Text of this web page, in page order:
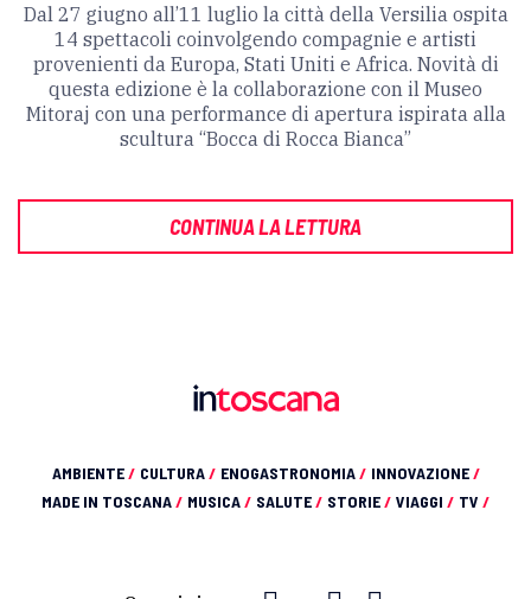
Dal 27 giugno all’11 luglio la città della Versilia ospita
14 spettacoli coinvolgendo compagnie e artisti
provenienti da Europa, Stati Uniti e Africa. Novità di
questa edizione è la collaborazione con il Museo
Mitoraj con una performance di apertura ispirata alla
scultura “Bocca di Rocca Bianca”
CONTINUA LA LETTURA
AMBIENTE/ CULTURA/ ENOGASTRONOMIA/ INNOVAZIONE/
MADE IN TOSCANA/ MUSICA/ SALUTE/ STORIE/ VIAGGI / TV /